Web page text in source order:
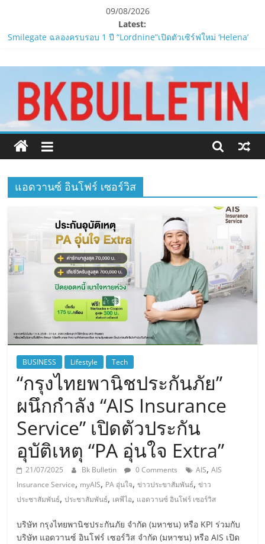
content
09/08/2026
Latest:
Smilegate ฉลองครบรอบ 1 ปี “Lordnine”เปิดตัวเซิร์ฟใหม่ ‘Helena’
PIPPER STANDARD® เปิดตัวแชมพูอาบน้ำ และ โฟมอาบแห้งสัตว์
เลี้ยง
ห้ามพลาด! Smilegate เปิดตัว ‘เฮเลนา’ เซิร์ฟเวอร์ใหม่ของ
LORDNINE 29 ก.ค. นี้
LORDNINE ครบรอบ 1 ปี! Smilegate เปิด “Helena” เซิร์ฟฯ ใหม่
พร้อมอาวุธเคียวและศึกกิลด์-PvP เดือดครึ่งปีหลัง 2026
เสนอ
ข่าว
ครบ
ทุก
แอดวานซ์ อินโฟร์ เซอร์วิส
BUSINESS Lifestyle Tech
“กรุงไทยพานิชประกันภัย”
ผนึกกำลัง “AIS Insurance
Service” เปิดตัวประกัน
อุบัติเหตุ “PA อุ่นใจ Extra”
21/07/2025 Bk Bulletin 0 Comments AIS,AIS
Insurance Service, myAIS, PA อุ่นใจ,ข่าวประขาสัมพันธ์,ข่าว
ประชาสัมพันธ์,ประชาสัมพันธ์, เคพีไอ, แอดวานซ์ อินโฟร์ เซอร์วิส
บริษัท กรุงไทยพานิชประกันภัย จำกัด (มหาชน) หรือ KPI ร่วมกับ
บริษัท แอดวานซ์ อินโฟร์ เซอร์วิส จำกัด (มหาชน) หรือ AIS เปิด